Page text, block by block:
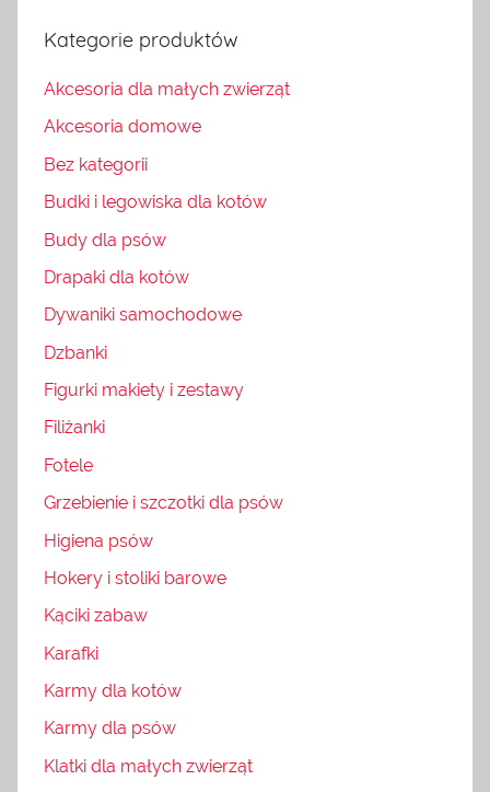
Kategorie produktów
Akcesoria dla małych zwierząt
Akcesoria domowe
Bez kategorii
Budki i legowiska dla kotów
Budy dla psów
Drapaki dla kotów
Dywaniki samochodowe
Dzbanki
Figurki makiety i zestawy
Filiżanki
Fotele
Grzebienie i szczotki dla psów
Higiena psów
Hokery i stoliki barowe
Kąciki zabaw
Karafki
Karmy dla kotów
Karmy dla psów
Klatki dla małych zwierząt